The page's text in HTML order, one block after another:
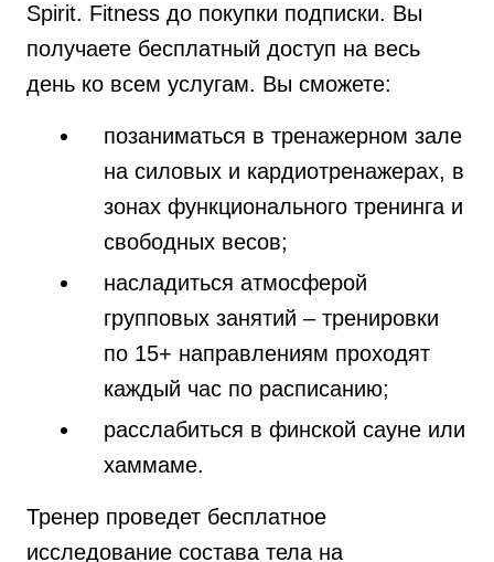
Spirit. Fitness до покупки подписки. Вы
получаете бесплатный доступ на весь
день ко всем услугам. Вы сможете:
позаниматься в тренажерном зале
на силовых и кардиотренажерах, в
зонах функционального тренинга и
свободных весов;
насладиться атмосферой
групповых занятий – тренировки
по 15+ направлениям проходят
каждый час по расписанию;
расслабиться в финской сауне или
хаммаме.
Тренер проведет бесплатное
исследование состава тела на